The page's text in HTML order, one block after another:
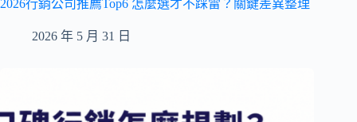
2026行銷公司推薦Top6 怎麼選才不踩雷？關鍵差異整理
2026 年 5 月 31 日